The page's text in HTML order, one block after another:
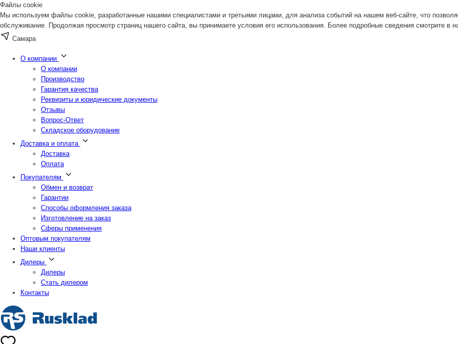
Файлы cookie
Мы используем файлы cookie, разработанные нашими специалистами и третьими лицами, для анализа событий на нашем веб-сайте, что
обслуживание. Продолжая просмотр страниц нашего сайта, вы принимаете условия его использования. Более подробные сведения смотрите в
Самара
О компании
О компании
Производство
Гарантия качества
Реквизиты и юридические документы
Отзывы
Вопрос-Ответ
Складское оборудование
Доставка и оплата
Доставка
Оплата
Покупателям
Обмен и возврат
Гарантии
Способы оформления заказа
Изготовление на заказ
Сферы применения
Оптовым покупателям
Наши клиенты
Дилеры
Дилеры
Стать дилером
Контакты